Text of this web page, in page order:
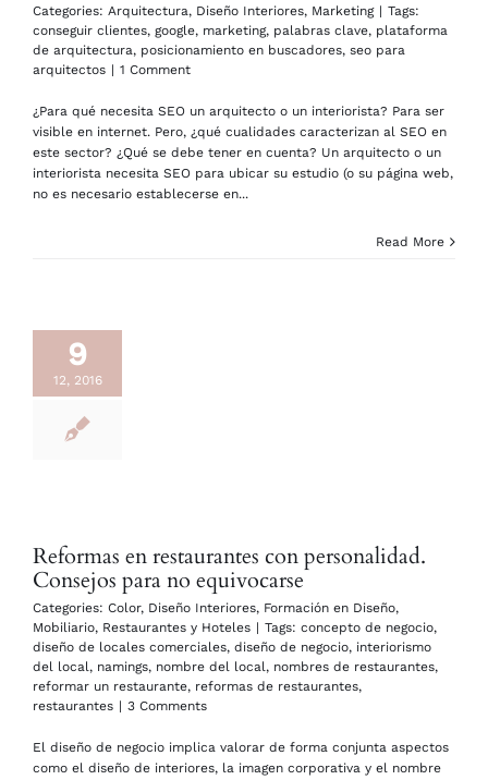
Categories: Arquitectura, Diseño Interiores, Marketing | Tags:
conseguir clientes, google, marketing, palabras clave, plataforma
de arquitectura, posicionamiento en buscadores, seo para
arquitectos | 1 Comment
¿Para qué necesita SEO un arquitecto o un interiorista? Para ser
visible en internet. Pero, ¿qué cualidades caracterizan al SEO en
este sector? ¿Qué se debe tener en cuenta? Un arquitecto o un
interiorista necesita SEO para ubicar su estudio (o su página web,
no es necesario establecerse en...
Read More
9
12, 2016
Reformas en restaurantes con personalidad.
Consejos para no equivocarse
Categories: Color, Diseño Interiores, Formación en Diseño,
Mobiliario, Restaurantes y Hoteles | Tags: concepto de negocio,
diseño de locales comerciales, diseño de negocio, interiorismo
del local, namings, nombre del local, nombres de restaurantes,
reformar un restaurante, reformas de restaurantes,
restaurantes | 3 Comments
El diseño de negocio implica valorar de forma conjunta aspectos
como el diseño de interiores, la imagen corporativa y el nombre